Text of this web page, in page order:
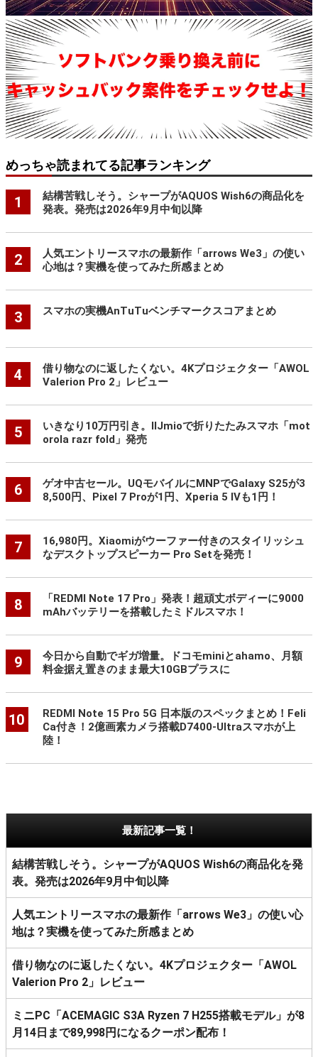
めっちゃ読まれてる記事ランキング
1
結構苦戦しそう。シャープがAQUOS Wish6の商品化を
発表。発売は2026年9月中旬以降
2
人気エントリースマホの最新作「arrows We3」の使い
心地は？実機を使ってみた所感まとめ
3 スマホの実機AnTuTuベンチマークスコアまとめ
4
借り物なのに返したくない。4Kプロジェクター「AWOL
Valerion Pro 2」レビュー
5
いきなり10万円引き。IIJmioで折りたたみスマホ「mot
orola razr fold」発売
6
ゲオ中古セール。UQモバイルにMNPでGalaxy S25が3
8,500円、Pixel 7 Proが1円、Xperia 5 IVも1円！
7
16,980円。Xiaomiがウーファー付きのスタイリッシュ
なデスクトップスピーカー Pro Setを発売！
8
「REDMI Note 17 Pro」発表！超頑丈ボディーに9000
mAhバッテリーを搭載したミドルスマホ！
9
今日から自動でギガ増量。ドコモminiとahamo、月額
料金据え置きのまま最大10GBプラスに
10
REDMI Note 15 Pro 5G 日本版のスペックまとめ！Feli
Ca付き！2億画素カメラ搭載D7400-Ultraスマホが上
陸！
最新記事一覧！
結構苦戦しそう。シャープがAQUOS Wish6の商品化を発
表。発売は2026年9月中旬以降
人気エントリースマホの最新作「arrows We3」の使い心
地は？実機を使ってみた所感まとめ
借り物なのに返したくない。4Kプロジェクター「AWOL
Valerion Pro 2」レビュー
ミニPC「ACEMAGIC S3A Ryzen 7 H255搭載モデル」が8
月14日まで89,998円になるクーポン配布！